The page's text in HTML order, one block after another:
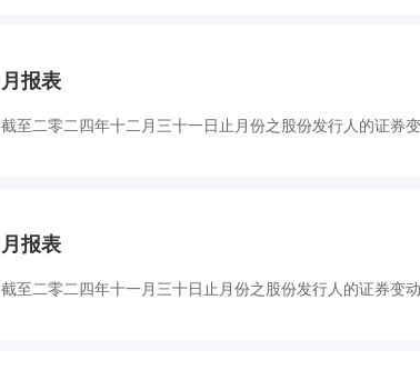
月报表
截至二零二四年十二月三十一日止月份之股份发行人的证券
月报表
截至二零二四年十一月三十日止月份之股份发行人的证券变